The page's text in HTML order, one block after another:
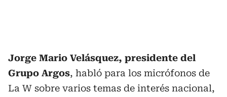
Jorge Mario Velásquez, presidente del
Grupo Argos, habló para los micrófonos de
La W sobre varios temas de interés nacional,